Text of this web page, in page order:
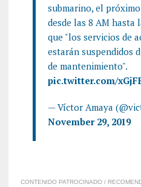
submarino, el
desde las 8 AM hasta
que "los servicios de
estarán suspendidos
de mantenimiento".
pic.twitter.com/
— Víctor Amaya
November 29, 2019
CONTENIDO PATROCINADO /